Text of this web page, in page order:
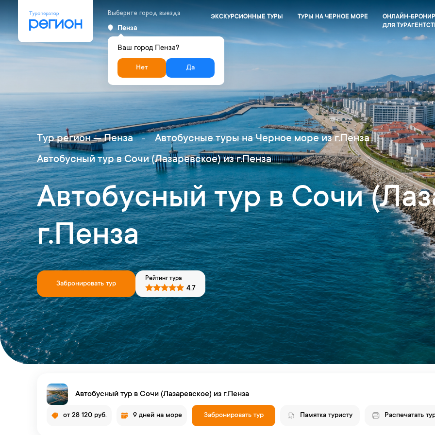
Выберите город выезда
Пенза
Ваш город Пенза?
Нет Да
ЭКСКУРСИОННЫЕ ТУРЫ ТУРЫ НА ЧЕРНОЕ МОРЕ
ОНЛАЙН-
ДЛЯ
Тур регион — Пенза
Автобусные туры на Черное море из г.Пенза
Автобусный тур в Сочи (Лазаревское) из г.Пенза
Автобусный тур в Сочи
г.Пенза
Забронировать тур
Рейтинг тура
4.7
Автобусный тур в Сочи (Лазаревское) из г.Пенза
от 28 120 руб. 9 дней на море Забронировать тур Памятка туристу Распечатать